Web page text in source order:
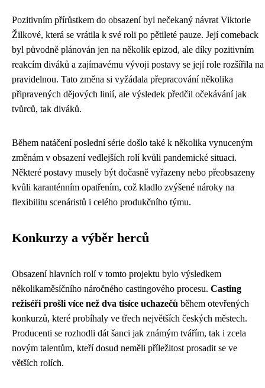
Pozitivním přírůstkem do obsazení byl nečekaný návrat Viktorie
Žilkové, která se vrátila k své roli po pětileté pauze. Její comeback
byl původně plánován jen na několik epizod, ale díky pozitivním
reakcím diváků a zajímavému vývoji postavy se její role rozšířila na
pravidelnou. Tato změna si vyžádala přepracování několika
připravených dějových linií, ale výsledek předčil očekávání jak
tvůrců, tak diváků.
Během natáčení poslední série došlo také k několika vynuceným
změnám v obsazení vedlejších rolí kvůli pandemické situaci.
Některé postavy musely být dočasně vyřazeny nebo přeobsazeny
kvůli karanténním opatřením, což kladlo zvýšené nároky na
flexibilitu scenáristů i celého produkčního týmu.
Konkurzy a výběr herců
Obsazení hlavních rolí v tomto projektu bylo výsledkem
několikaměsíčního náročného castingového procesu. Casting
režiséři prošli více než dva tisíce uchazečů během otevřených
konkurzů, které probíhaly ve třech největších českých městech.
Producenti se rozhodli dát šanci jak známým tvářím, tak i zcela
novým talentům, kteří dosud neměli příležitost prosadit se ve
větších rolích.